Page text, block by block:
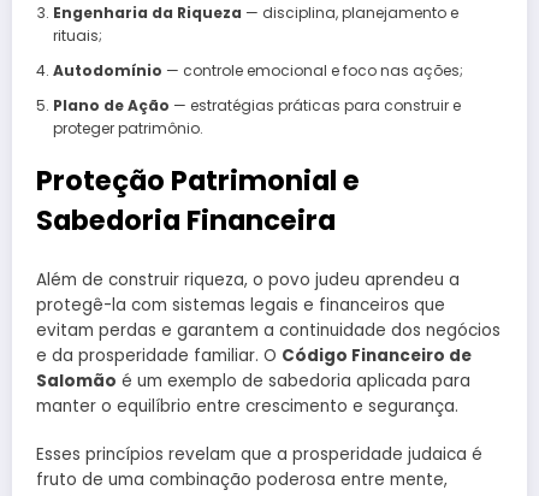
Engenharia da Riqueza — disciplina, planejamento e
rituais;
Autodomínio — controle emocional e foco nas ações;
Plano de Ação — estratégias práticas para construir e
proteger patrimônio.
Proteção Patrimonial e
Sabedoria Financeira
Além de construir riqueza, o povo judeu aprendeu a
protegê-la com sistemas legais e financeiros que
evitam perdas e garantem a continuidade dos negócios
e da prosperidade familiar. O Código Financeiro de
Salomão é um exemplo de sabedoria aplicada para
manter o equilíbrio entre crescimento e segurança.
Esses princípios revelam que a prosperidade judaica é
fruto de uma combinação poderosa entre mente,